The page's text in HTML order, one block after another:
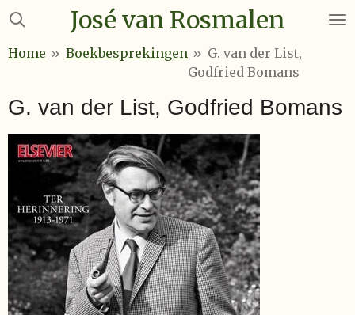
Ga
naar
José van Rosmalen
Home » Boekbesprekingen » G. van der List,
Godfried Bomans
G. van der List, Godfried Bomans